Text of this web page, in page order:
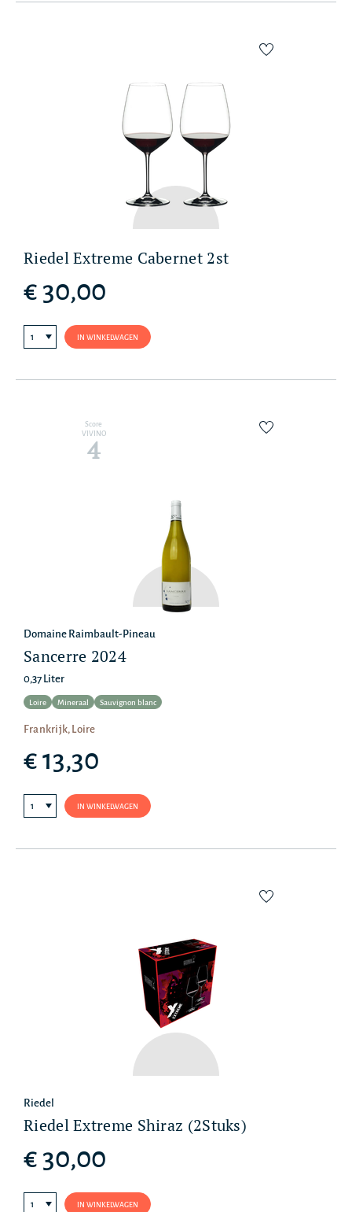
Riedel Extreme Cabernet 2st
€ 30,00
IN WINKELWAGEN
Score
VIVINO
4
Domaine Raimbault-Pineau
Sancerre 2024
0,37 Liter
Loire Mineraal Sauvignon blanc
Frankrijk, Loire
€ 13,30
IN WINKELWAGEN
Riedel
Riedel Extreme Shiraz (2Stuks)
€ 30,00
IN WINKELWAGEN